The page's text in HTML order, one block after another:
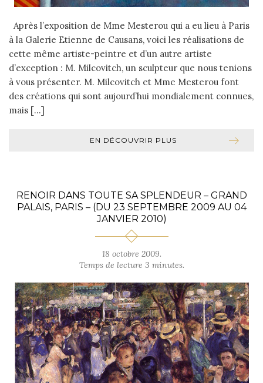
Après l’exposition de Mme Mesterou qui a eu lieu à Paris
à la Galerie Etienne de Causans, voici les réalisations de
cette même artiste-peintre et d’un autre artiste
d’exception : M. Milcovitch, un sculpteur que nous tenions
à vous présenter. M. Milcovitch et Mme Mesterou font
des créations qui sont aujourd’hui mondialement connues,
mais […]
EN DÉCOUVRIR PLUS
RENOIR DANS TOUTE SA SPLENDEUR – GRAND
PALAIS, PARIS – (DU 23 SEPTEMBRE 2009 AU 04
JANVIER 2010)
18 octobre 2009.
Temps de lecture 3 minutes.